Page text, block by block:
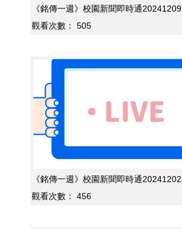
《銘傳一週》校園新聞即時通20241209
觀看次數：
505
《銘傳一週》校園新聞即時通20241202
觀看次數：
456